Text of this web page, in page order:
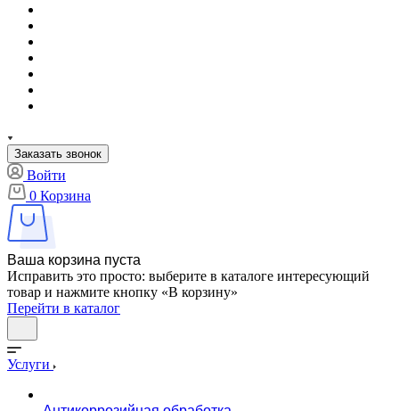
Заказать звонок
Войти
0 Корзина
Ваша корзина пуста
Исправить это просто: выберите в каталоге интересующий
товар и нажмите кнопку «В корзину»
Перейти в каталог
Услуги